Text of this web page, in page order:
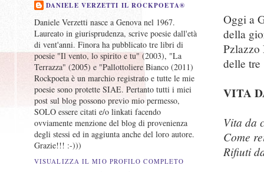
Oggi a
della
Pzlazzo
delle tre
VITA
Vita da
Come
Rifiuti
DANIELE VERZETTI IL ROCKPOETA®
Daniele Verzetti nasce a Genova nel 1967.
Laureato in giurisprudenza, scrive poesie dall'età
di vent'anni. Finora ha pubblicato tre libri di
poesie "Il vento, lo spirito e tu" (2003), "La
Terrazza" (2005) e "Pallottoliere Bianco (2011)
Rockpoeta è un marchio registrato e tutte le mie
poesie sono protette SIAE. Pertanto tutti i miei
post sul blog possono previo mio permesso,
SOLO essere citati e/o linkati facendo
ovviamente menzione del blog di provenienza
degli stessi ed in aggiunta anche del loro autore.
Grazie!!! :-)))
VISUALIZZA IL MIO PROFILO COMPLETO